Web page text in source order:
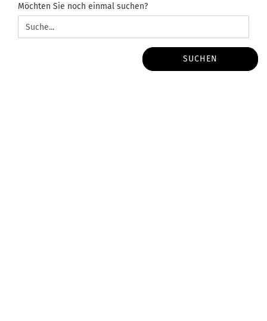
MÖCHTEN
SIE
NOCH
EINMAL
Möchten Sie noch einmal suchen?
SUCHEN